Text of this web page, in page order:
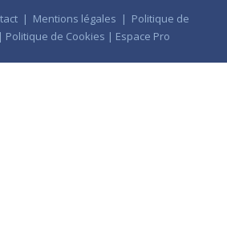
| Mentions légales | Politique de
| Politique de Cookies | Espace Pro